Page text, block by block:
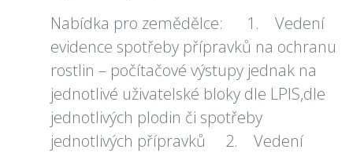
Nabídka pro zemědělce: 1. Vedení
evidence spotřeby přípravků na ochranu
rostlin – počítačové výstupy jednak na
jednotlivé uživatelské bloky dle LPIS,dle
jednotlivých plodin či spotřeby
jednotlivých přípravků 2. Vedení